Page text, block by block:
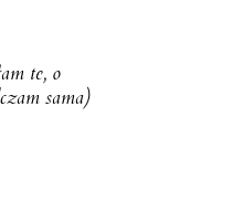
te, o
sama)